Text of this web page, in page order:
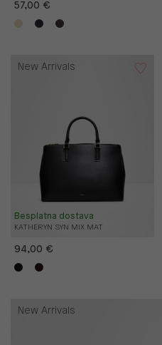
57,00 €
KATHERYN SYN MIX MAT
Besplatna dostava
New Arrivals
94,00 €
New Arrivals